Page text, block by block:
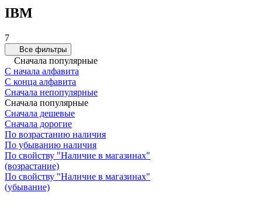
IBM
7
Все фильтры
Сначала популярные
С начала алфавита
С конца алфавита
Сначала непопулярные
Сначала популярные
Сначала дешевые
Сначала дорогие
По возрастанию наличия
По убыванию наличия
По свойству "Наличие в магазинах"
(возрастание)
По свойству "Наличие в магазинах"
(убывание)